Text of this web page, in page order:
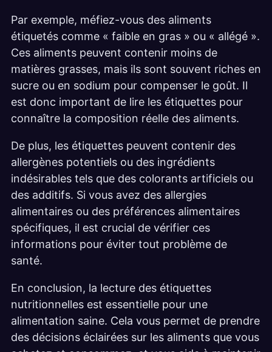
Par exemple, méfiez-vous des aliments
étiquetés comme « faible en gras » ou « allégé ».
Ces aliments peuvent contenir moins de
matières grasses, mais ils sont souvent riches en
sucre ou en sodium pour compenser le goût. Il
est donc important de lire les étiquettes pour
connaître la composition réelle des aliments.
De plus, les étiquettes peuvent contenir des
allergènes potentiels ou des ingrédients
indésirables tels que des colorants artificiels ou
des additifs. Si vous avez des allergies
alimentaires ou des préférences alimentaires
spécifiques, il est crucial de vérifier ces
informations pour éviter tout problème de
santé.
En conclusion, la lecture des étiquettes
nutritionnelles est essentielle pour une
alimentation saine. Cela vous permet de prendre
des décisions éclairées sur les aliments que vous